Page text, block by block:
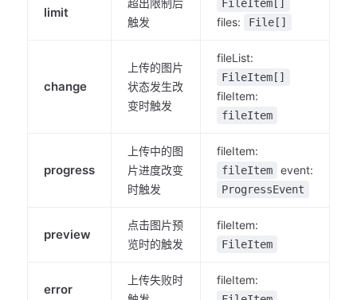
limit
触发
FileItem[]
files: File[]
change
上传的图片
状态发生改
变时触发
fileList:
FileItem[]
fileItem:
fileItem
progress
上传中的图
片进度改变
时触发
fileItem:
fileItem event:
ProgressEvent
preview
点击图片预
览时的触发
fileItem:
FileItem
error
上传失败时
fileItem: